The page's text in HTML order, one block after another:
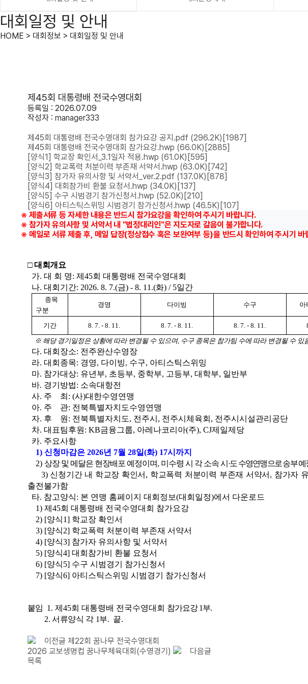
대회일정 및 안내
HOME > 대회정보 > 대회일정 및 안내
제45회 대통령배 전국수영대회
등록일 : 2026.07.09
작성자 : manager333
제45회 대통령배 전국수영대회 참가요강 공지.pdf (296.2K) [1987]
제45회 대통령배 전국수영대회 참가요강.hwp (66.0K) [2885]
[양식1] 학교장 확인서_3.1일자 적용.hwp (61.0K) [595]
[양식2] 학교폭력 처분이력 부존재 서약서.hwp (63.0K) [742]
[양식3] 참가자 유의사항 및 서약서_ver.2.pdf (137.0K) [878]
[양식4] 대회참가비 환불 요청서.hwp (34.0K) [137]
[양식5] 수구 시범경기 참가신청서.hwp (52.0K) [210]
[양식6] 아티스틱스위밍 시범경기 참가신청서.hwp (46.5K) [107]
※ 제출서류 등 자세한 내용은 반드시 참가요강을 확인하여 주시기 바랍니다.
※ 참가자 유의사항 및 서약서 내 "법정대리인"은 지도자로 갈음이 불가합니다.
※ 메일로 서류 제출 후, 메일 답장(정상접수 혹은 보완여부 등)을 반드시 확인하여 주시기 바
□ 대회개요
가. 대 회 명: 제45회 대통령배 전국수영대회
나. 대회기간: 2026. 8. 7.(금) - 8. 11.(화) / 5일간
종목
구분
경영 다이빙 수구 아
기간 8. 7. - 8. 11. 8. 7. - 8. 11. 8. 7. - 8. 11.
※ 해당 경기일정은 상황에 따라 변경될 수 있으며, 수구 종목은 참가팀 수에 따라 변경될 수 있
다. 대회장소: 전주완산수영장
라. 대회종목: 경영, 다이빙, 수구, 아티스틱스위밍
마. 참가대상: 유년부, 초등부, 중학부, 고등부, 대학부, 일반부
바. 경기방법: 소속대항전
사. 주 최: (사)대한수영연맹
아. 주 관: 전북특별자치도수영연맹
자. 후 원: 전북특별자치도, 전주시, 전주시체육회, 전주시시설관리공단
차. 대표팀후원: KB금융그룹, 아레나코리아(주), CJ제일제당
카. 주요사항
1) 신청마감은 2026년 7월 28일(화) 17시까지
2) 상장 및 메달은 현장배포 예정이며, 미수령 시 각 소속 시 ·도 수영연맹으로 송부 예
3) 신청기간 내 학교장 확인서, 학교폭력 처분이력 부존재 서약서, 참가자
출전불가함
타. 참고양식: 본 연맹 홈페이지 대회정보(대회일정)에서 다운로드
1) 제45회 대통령배 전국수영대회 참가요강
2) [양식1] 학교장 확인서
3) [양식2] 학교폭력 처분이력 부존재 서약서
4) [양식3] 참가자 유의사항 및 서약서
5) [양식4] 대회참가비 환불 요청서
6) [양식5] 수구 시범경기 참가신청서
7) [양식6] 아티스틱스위밍 시범경기 참가신청서
붙임 1. 제45회 대통령배 전국수영대회 참가요강 1부.
2. 서류양식 각 1부. 끝.
이전글 제22회 꿈나무 전국수영대회
2026 교보생명컵 꿈나무체육대회(수영경기)
다음글
목록